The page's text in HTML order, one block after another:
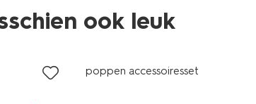
ook leuk
poppen accessoiresset